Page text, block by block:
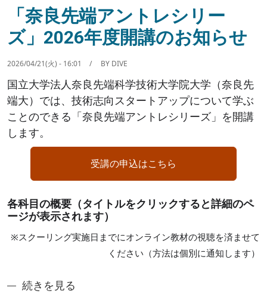
「奈良先端アントレシリー
ズ」2026年度開講のお知らせ
2026/04/21(火) - 16:01 BY DIVE
国立大学法人奈良先端科学技術大学院大学（奈良先
端大）では、技術志向スタートアップについて学ぶ
ことのできる「奈良先端アントレシリーズ」を開講
します。
受講の申込はこちら
各科目の概要（タイトルをクリックすると詳細のペ
ージが表示されます）
※スクーリング実施日までにオンライン教材の視聴を済ませて
ください（方法は個別に通知します）
「奈良先端アントレシリーズ」2026年度開講のお
続きを見る